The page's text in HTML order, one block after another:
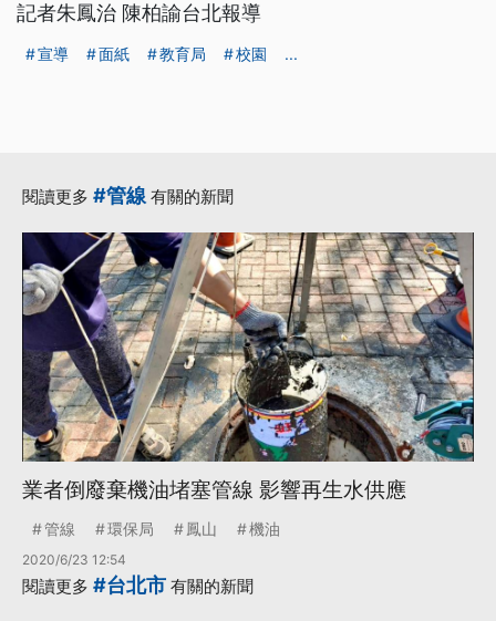
記者朱鳳治 陳柏諭台北報導
宣導 面紙 教育局 校園 ...
閱讀更多 #管線有關的新聞
業者倒廢棄機油堵塞管線 影響再生水供應
管線 環保局 鳳山 機油
2020/6/23 12:54
閱讀更多 #台北市 有關的新聞